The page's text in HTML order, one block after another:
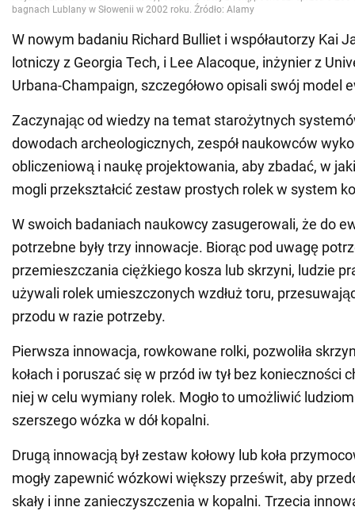
W nowym badaniu Richard Bulliet i współautorzy Kai
lotniczy z Georgia Tech, i Lee Alacoque, inżynier z
Urbana-Champaign, szczegółowo opisali swój model
Zaczynając od wiedzy na temat starożytnych
dowodach archeologicznych, zespół naukowców
obliczeniową i naukę projektowania, aby zbadać, w
mogli przekształcić zestaw prostych rolek w system
W swoich badaniach naukowcy zasugerowali, że do
potrzebne były trzy innowacje. Biorąc pod uwagę
przemieszczania ciężkiego kosza lub skrzyni, ludzie
używali rolek umieszczonych wzdłuż toru,
przodu w razie potrzeby.
Pierwsza innowacja, rowkowane rolki, pozwoliła
kołach i poruszać się w przód iw tył bez konieczności
niej w celu wymiany rolek. Mogło to umożliwić
szerszego wózka w dół kopalni.
Drugą innowacją był zestaw kołowy lub koła
mogły zapewnić wózkowi większy prześwit, aby
skały i inne zanieczyszczenia w kopalni. Trzecia